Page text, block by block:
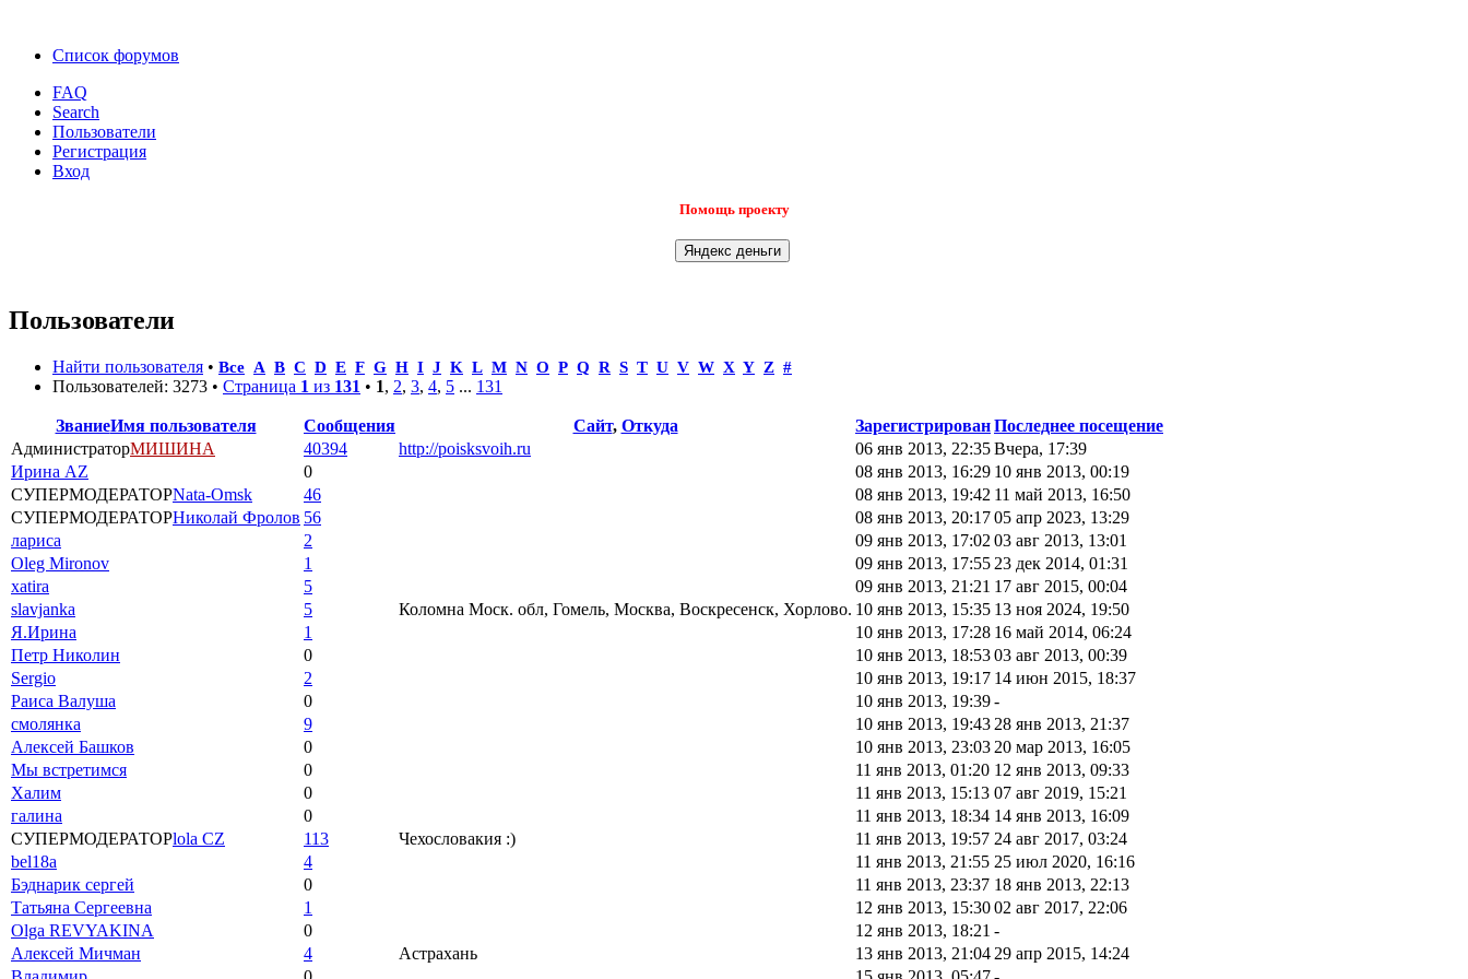
Список форумов
FAQ
Search
Пользователи
Регистрация
Вход
Помощь проекту
Пользователи
Найти пользователя • Все A B C D E F G H I J K L M N O P Q R S T U V W X Y Z #
Пользователей: 3273 • Страница 1 из 131 • 1, 2, 3, 4, 5 ... 131
ЗваниеИмя пользователя Сообщения Сайт, Откуда ЗарегистрированПоследнее посещение
АдминистраторМИШИНА 40394 http://poisksvoih.ru 06 янв 2013, 22:35Вчера, 17:39
Ирина AZ
0 08 янв 2013, 16:29 10 янв 2013, 00:19
СУПЕРМОДЕРАТОРNata-Omsk 46 08 янв 2013, 19:42 11 май 2013, 16:50
СУПЕРМОДЕРАТОРНиколай Фролов 56 08 янв 2013, 20:1705 апр 2023, 13:29
лариса
2 09 янв 2013, 17:02 03 авг 2013, 13:01
Oleg Mironov
1 09 янв 2013, 17:55 23 дек 2014, 01:31
xatira
5 09 янв 2013, 21:21 17 авг 2015, 00:04
slavjanka
5 Коломна Моск. обл, Гомель, Москва, Воскресенск, Хорлово. 10 янв 2013, 15:35 13 ноя 2024, 19:50
Я.Ирина
1 10 янв 2013, 17:28 16 май 2014, 06:24
Петр Николин
0 10 янв 2013, 18:5303 авг 2013, 00:39
Sergio
2 10 янв 2013, 19:17 14 июн 2015, 18:37
Раиса Валуша
0 10 янв 2013, 19:39-
смолянка
9 10 янв 2013, 19:43 28 янв 2013, 21:37
Алексей Башков
0 10 янв 2013, 23:03 20 мар 2013, 16:05
Мы встретимся
0 11 янв 2013, 01:20 12 янв 2013, 09:33
Халим
0 11 янв 2013, 15:13 07 авг 2019, 15:21
галина
0 11 янв 2013, 18:34 14 янв 2013, 16:09
СУПЕРМОДЕРАТОРlola CZ 113 Чехословакия :) 11 янв 2013, 19:57 24 авг 2017, 03:24
bel18a
4 11 янв 2013, 21:55 25 июл 2020, 16:16
Бэднарик сергей
0 11 янв 2013, 23:37 18 янв 2013, 22:13
Татьяна Сергеевна
1 12 янв 2013, 15:3002 авг 2017, 22:06
Olga REVYAKINA
0 12 янв 2013, 18:21 -
Алексей Мичман
4 Астрахань 13 янв 2013, 21:04 29 апр 2015, 14:24